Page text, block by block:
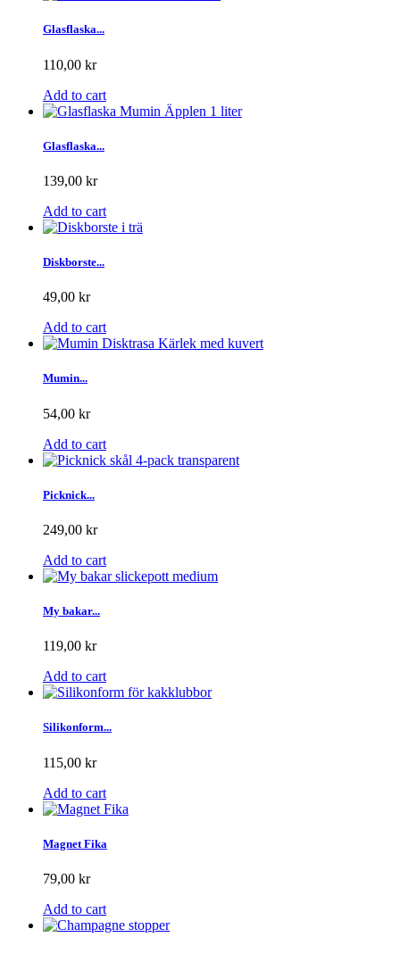
Glasflaska...
110,00 kr
Add to cart
Glasflaska...
139,00 kr
Add to cart
Diskborste...
49,00 kr
Add to cart
Mumin...
54,00 kr
Add to cart
Picknick...
249,00 kr
Add to cart
My bakar...
119,00 kr
Add to cart
Silikonform...
115,00 kr
Add to cart
Magnet Fika
79,00 kr
Add to cart